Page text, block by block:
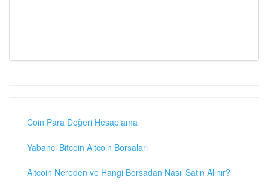
Coin Para Değeri Hesaplama
Yabancı Bitcoin Altcoin Borsaları
Altcoin Nereden ve Hangi Borsadan Nasıl Satın Alınır?